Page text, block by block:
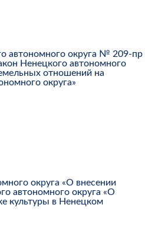
автономного округа № 209-пр
Ненецкого автономного
отношений на
округа»
округа «О внесении
автономного округа «О
культуры в Ненецком